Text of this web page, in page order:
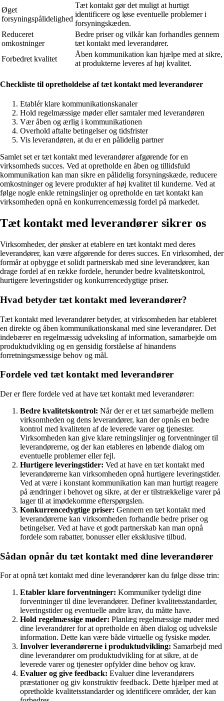
Øget
forsyningspålidelighed
Tæt kontakt gør det muligt at hurtigt
identificere og løse eventuelle problemer i
forsyningskæden.
Reduceret
omkostninger
Bedre priser og vilkår kan forhandles gennem
tæt kontakt med leverandører.
Forbedret kvalitet
Åben kommunikation kan hjælpe med at sikre,
at produkterne leveres af høj kvalitet.
Checkliste til opretholdelse af tæt kontakt med leverandører
Etablér klare kommunikationskanaler
Hold regelmæssige møder eller samtaler med leverandøren
Vær åben og ærlig i kommunikationen
Overhold aftalte betingelser og tidsfrister
Vis leverandøren, at du er en pålidelig partner
Samlet set er tæt kontakt med leverandører afgørende for en
virksomheds succes. Ved at opretholde en åben og tillidsfuld
kommunikation kan man sikre en pålidelig forsyningskæde, reducere
omkostninger og levere produkter af høj kvalitet til kunderne. Ved at
følge nogle enkle retningslinjer og opretholde en tæt kontakt kan
virksomheden opnå en konkurrencemæssig fordel på markedet.
Tæt kontakt med leverandører sikrer os
Virksomheder, der ønsker at etablere en tæt kontakt med deres
leverandører, kan være afgørende for deres succes. En virksomhed, der
formår at opbygge et solidt partnerskab med sine leverandører, kan
drage fordel af en række fordele, herunder bedre kvalitetskontrol,
hurtigere leveringstider og konkurrencedygtige priser.
Hvad betyder tæt kontakt med leverandører?
Tæt kontakt med leverandører betyder, at virksomheden har etableret
en direkte og åben kommunikationskanal med sine leverandører. Det
indebærer en regelmæssig udveksling af information, samarbejde om
produktudvikling og en gensidig forståelse af hinandens
forretningsmæssige behov og mål.
Fordele ved tæt kontakt med leverandører
Der er flere fordele ved at have tæt kontakt med leverandører:
Bedre kvalitetskontrol: Når der er et tæt samarbejde mellem
virksomheden og dens leverandører, kan der opnås en bedre
kontrol med kvaliteten af de leverede varer og tjenester.
Virksomheden kan give klare retningslinjer og forventninger til
leverandørerne, og der kan etableres en løbende dialog om
eventuelle problemer eller fejl.
Hurtigere leveringstider: Ved at have en tæt kontakt med
leverandørerne kan virksomheden opnå hurtigere leveringstider.
Ved at være i konstant kommunikation kan man hurtigt reagere
på ændringer i behovet og sikre, at der er tilstrækkelige varer på
lager til at imødekomme efterspørgslen.
Konkurrencedygtige priser: Gennem en tæt kontakt med
leverandørerne kan virksomheden forhandle bedre priser og
betingelser. Ved at have et godt partnerskab kan man opnå
fordele som rabatter, bonusser eller eksklusive tilbud.
Sådan opnår du tæt kontakt med dine leverandører
For at opnå tæt kontakt med dine leverandører kan du følge disse trin:
Etabler klare forventninger: Kommuniker tydeligt dine
forventninger til dine leverandører. Definer kvalitetsstandarder,
leveringstider og eventuelle andre krav, du måtte have.
Hold regelmæssige møder: Planlæg regelmæssige møder med
dine leverandører for at opretholde en åben dialog og udveksle
information. Dette kan være både virtuelle og fysiske møder.
Involver leverandørerne i produktudvikling: Samarbejd med
dine leverandører om produktudvikling for at sikre, at de
leverede varer og tjenester opfylder dine behov og krav.
Evaluer og give feedback: Evaluer dine leverandørers
præstationer og giv konstruktiv feedback. Dette hjælper med at
opretholde kvalitetsstandarder og identificere områder, der kan